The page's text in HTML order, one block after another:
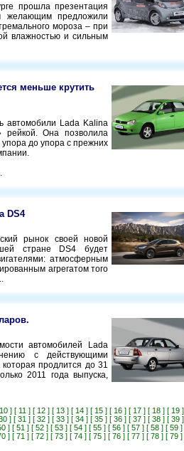
прошла презентация
желающим предложили
мороза – при
влажностью и сильным
меньше крутить
автомобили Lada Kalina
рейкой. Она позволила
до упора с прежних
DS4
рынок своей новой
стране DS4 будет
атмосферным
агрегатом того
автомобилей Lada
с действующими
продлится до 31
2011 года выпуска,
] [ 11 ] [ 12 ] [ 13 ] [ 14 ] [ 15 ] [ 16 ] [ 17 ] [ 18 ] [ 19 ]
] [ 31 ] [ 32 ] [ 33 ] [ 34 ] [ 35 ] [ 36 ] [ 37 ] [ 38 ] [ 39 ]
] [ 51 ] [ 52 ] [ 53 ] [ 54 ] [ 55 ] [ 56 ] [ 57 ] [ 58 ] [ 59 ]
] [ 71 ] [ 72 ] [ 73 ] [ 74 ] [ 75 ] [ 76 ] [ 77 ] [ 78 ] [ 79 ]